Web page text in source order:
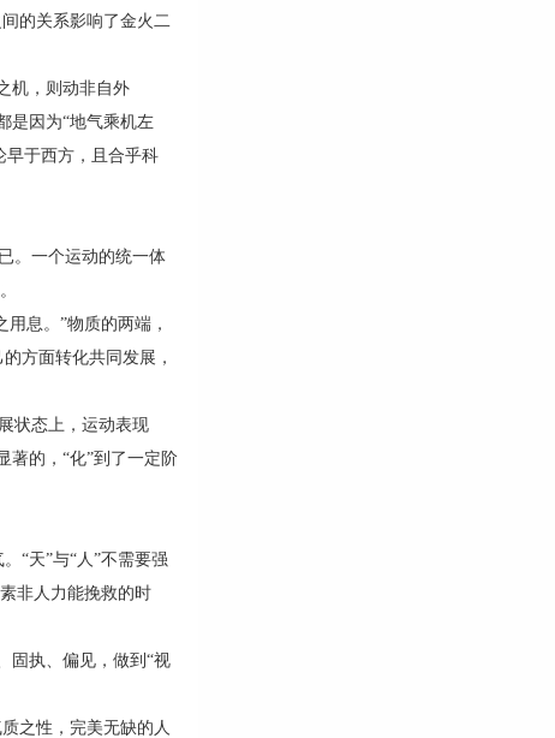
的关系影响了金火二
机，则动非自外
是因为“地气乘机左
早于西方，且合乎科
。一个运动的统一体
息。”物质的两端，
方面转化共同发展，
状态上，运动表现
著的，“化”到了一定阶
“天”与“人”不需要强
非人力能挽救的时
固执、偏见，做到“视
之性，完美无缺的人